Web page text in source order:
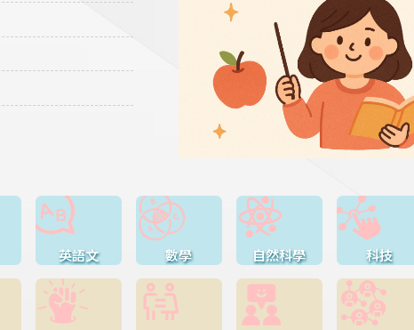
英語文 數學 自然科學 科技